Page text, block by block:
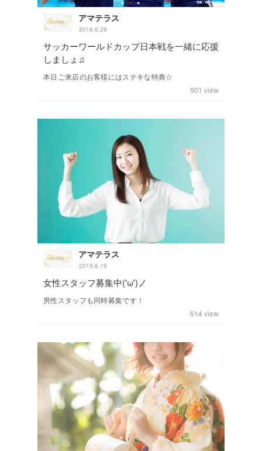
アマテラス
2018.6.28
サッカーワールドカップ日本戦を一緒に応援
しましょ♫
本日ご来店のお客様にはステキな特典☆
901 view
アマテラス
2018.6.19
女性スタッフ募集中('ω')ノ
男性スタッフも同時募集です！
614 view